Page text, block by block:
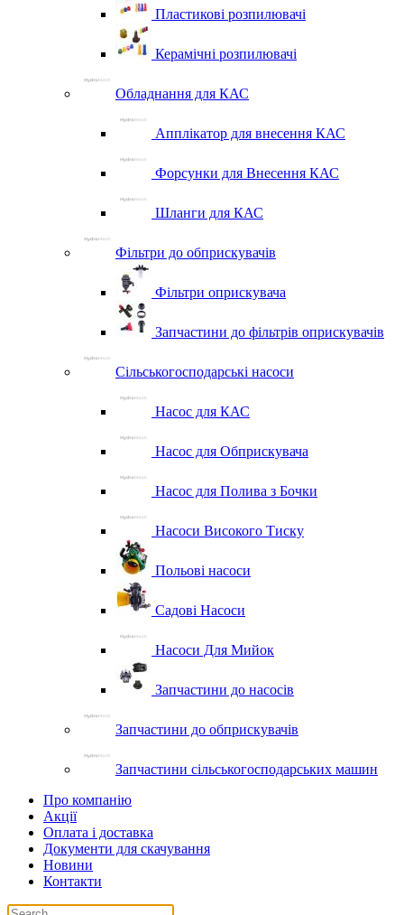
Пластикові розпилювачі
Керамічні розпилювачі
Обладнання для КАС
Апплікатор для внесення КАС
Форсунки для Внесення КАС
Шланги для КАС
Фільтри до обприскувачів
Фільтри оприскувача
Запчастини до фільтрів оприскувачів
Сільськогосподарські насоси
Насос для КАС
Насос для Обприскувача
Насос для Полива з Бочки
Насоси Високого Тиску
Польові насоси
Садові Насоси
Насоси Для Мийок
Запчастини до насосів
Запчастини до обприскувачів
Запчастини сільськогосподарських машин
Про компанію
Акції
Оплата і доставка
Документи для скачування
Новини
Контакти